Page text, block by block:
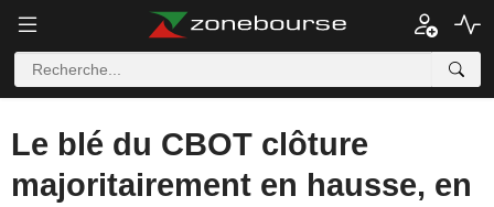
Le blé du CBOT clôture
majoritairement en hausse, en